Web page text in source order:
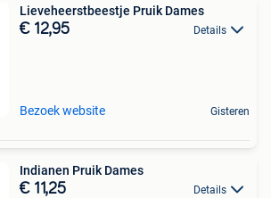
Lieveheerstbeestje Pruik Dames
€ 12,95 Details
Bezoek website Gisteren
Indianen Pruik Dames
€ 11,25 Details